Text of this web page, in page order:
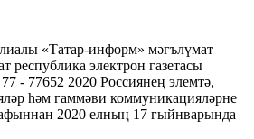
«Татар-информ» мәгълүмат
республика электрон газетасы
- 77652 2020 Россиянең элемтә,
һәм гаммәви коммуникацияләрне
2020 елның 17 гыйнварында